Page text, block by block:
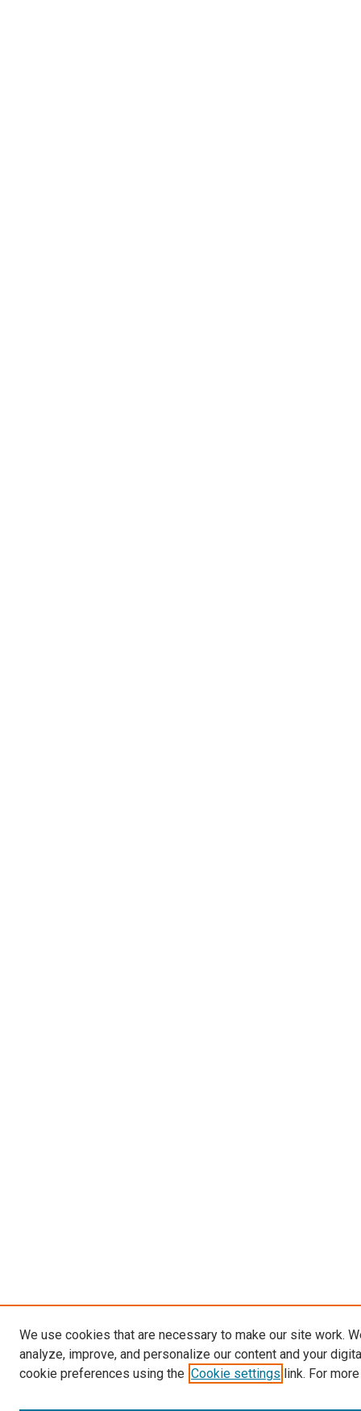
We use cookies that are necessary to make our site work.
analyze, improve, and personalize our content and your
cookie preferences using the Cookie settings link. For